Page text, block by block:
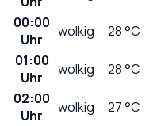
00:00
Uhr
wolkig 28°C
01:00
Uhr
wolkig 28°C
02:00
Uhr
wolkig 27°C